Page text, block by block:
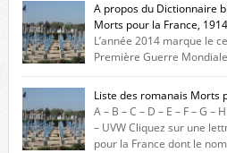
A propos du Dictionnaire
Morts pour la France,
L’année 2014 marque le
Première Guerre
biographique veut rendre hommage
France durant ce conflit. La base de
constituée des noms gravés sur les
l’Hôtel de Ville, du lycée du Dauphiné et
Liste des romanais Morts
A – B – C – D – E – F – G –
– UVW Cliquez sur une
pour la France dont le